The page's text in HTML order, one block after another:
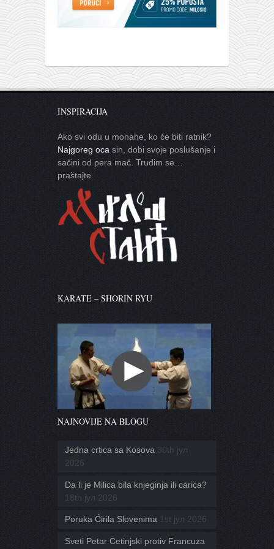
INSPIRACIJA
Ako svi odu u monahe, ko će biti ratnik?
Najgoreg oca sin, dobi svoje poslušanje i
sačini od pera mač. Trudim se…
praštajte.
KARATE – SHORIN RYU
NAJNOVIJE NA BLOGU
Jedna crtica sa Kosova 30th јул
2026
Da li je Milica bila knjeginja ili carica?
18th јул 2026
Poruka Ćirila Slovenima 1st јул 2026
Sveti Petar Cetinjski protiv Francuza